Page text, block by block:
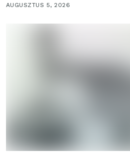
AUGUSZTUS 5, 2026